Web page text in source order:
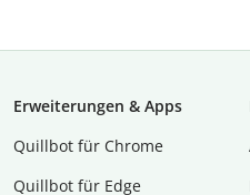
Erweiterungen & Apps
Quillbot für Chrome
Quillbot für Edge